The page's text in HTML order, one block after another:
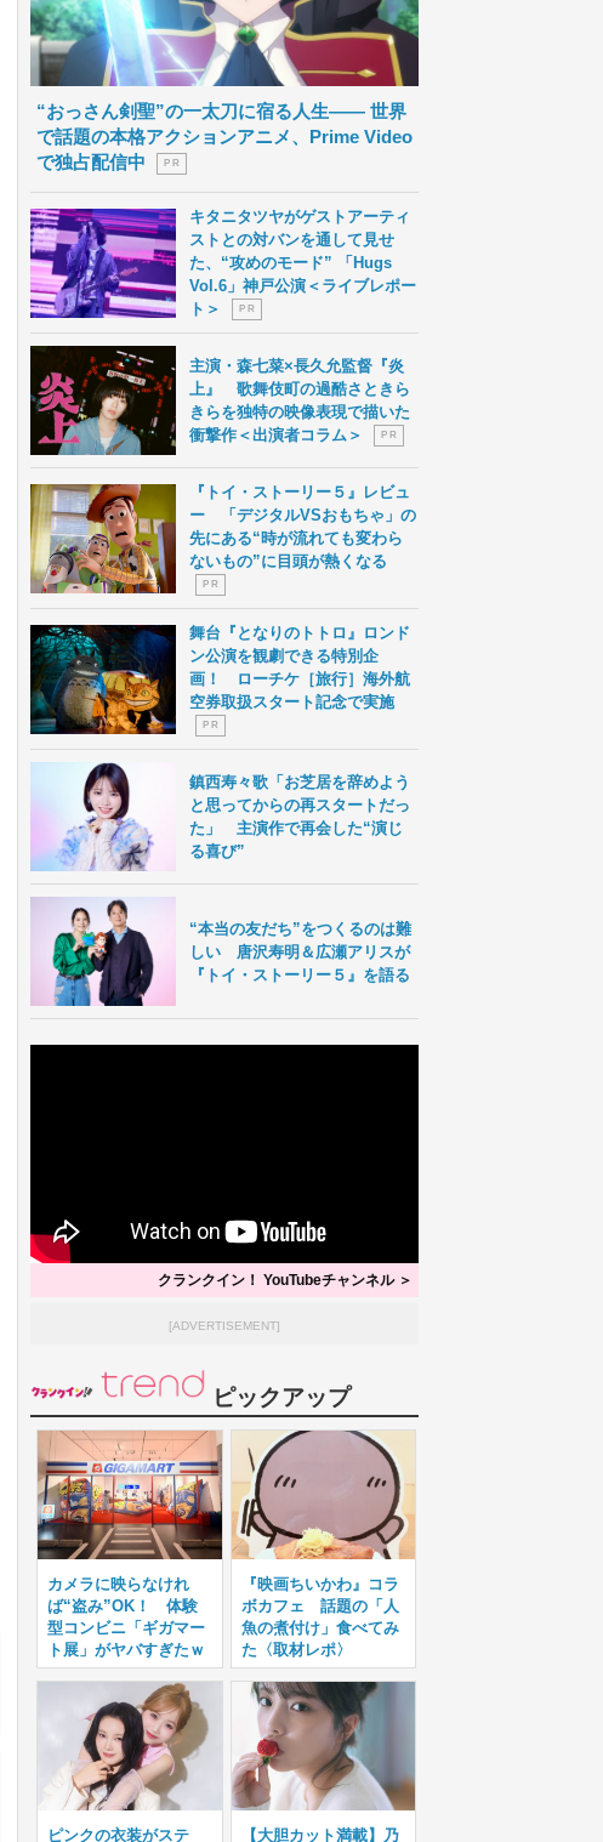
“おっさん剣聖”の一太刀に宿る人生―― 世界
で話題の本格アクションアニメ、Prime Video
で独占配信中
P R
キタニタツヤがゲストアーティ
ストとの対バンを通して見せ
た、“攻めのモード” 「Hugs
Vol.6」神戸公演＜ライブレポー
ト＞
P R
主演・森七菜×長久允監督『炎
上』 歌舞伎町の過酷さときら
きらを独特の映像表現で描いた
衝撃作＜出演者コラム＞
P R
『トイ・ストーリー５』レビュ
ー 「デジタルVSおもちゃ」の
先にある“時が流れても変わら
ないもの”に目頭が熱くなる
P R
舞台『となりのトトロ』ロンド
ン公演を観劇できる特別企
画！ ローチケ［旅行］海外航
空券取扱スタート記念で実施
P R
鎮西寿々歌「お芝居を辞めよう
と思ってからの再スタートだっ
た」 主演作で再会した“演じ
る喜び”
“本当の友だち”をつくるのは難
しい 唐沢寿明＆広瀬アリスが
『トイ・ストーリー５』を語る
クランクイン！ YouTubeチャンネル ＞
[ADVERTISEMENT]
ピックアップ
カメラに映らなけれ
ば“盗み”OK！ 体験
型コンビニ「ギガマー
ト展」がヤバすぎたｗ
『映画ちいかわ』コラ
ボカフェ 話題の「人
魚の煮付け」食べてみ
た〈取材レポ〉
ピンクの衣装がステ 【大胆カット満載】乃